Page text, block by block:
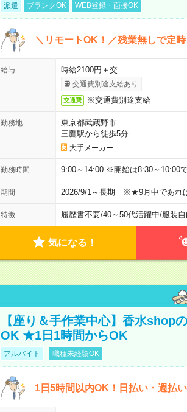
派遣 ブランクOK WEB登録・面接OK
＼リモートOK！／残業無しで定
給与 時給2100円＋交
交通費別途支給あり
交通費 ※交通費別途支給
勤務地
東京都武蔵野市
三鷹駅から徒歩5分
大手メーカー
勤務時間 9:00～14:00 ※開始は8:30～10:00
期間 2026/9/1～長期 ※★9月中であれ
特徴 履歴書不要/40～50代活躍中/服装自
気になる！
【座り＆手作業中心】香水
OK ★1日1時間からOK
アルバイト 職種未経験OK
1日5時間以内OK！日払い・週払